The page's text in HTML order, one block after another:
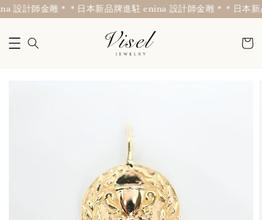
設計師金雕＊ ＊日本新品牌進駐 enina 設計師金雕＊ ＊日本新